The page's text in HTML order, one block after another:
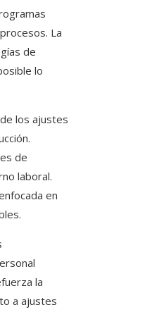
La
de
lo
los ajustes
de
laboral.
en
la
a ajustes